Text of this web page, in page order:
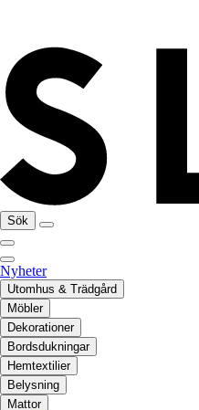
Sök
Nyheter
Utomhus & Trädgård
Möbler
Dekorationer
Bordsdukningar
Hemtextilier
Belysning
Mattor